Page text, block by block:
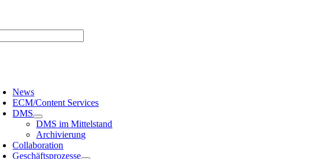
News
ECM/Content Services
DMS
DMS im Mittelstand
Archivierung
Collaboration
Geschäftsprozesse